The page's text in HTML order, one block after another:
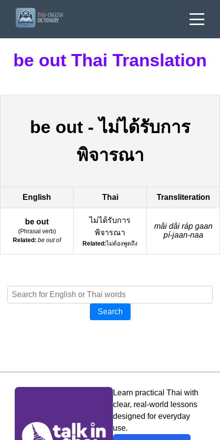
be out Thai Translation
be out -ไม่ได้รับการ
พิจารณา
English Thai Transliteration
be out
(Phrasal verb)
Related: be out of
ไม่ได้รับการ
พิจารณา
Related:ไม่ต้องพูดถึง
mâi dâi ráp gaan
pí-jaan-naa
Search
Learn practical Thai with
clear, real-world lessons
designed for everyday
use.